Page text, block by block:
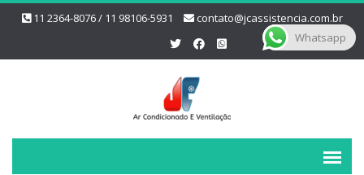
11 2364-8076 / 11 98106-5931 contato@jcassistencia.com.br
Whatsapp